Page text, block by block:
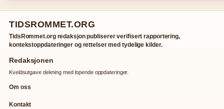
TIDSROMMET.ORG
TidsRommet.org redaksjon publiserer verifisert rapportering,
kontekstoppdateringer og rettelser med tydelige kilder.
Redaksjonen
Kveldsutgave dekning med lopende oppdateringer.
Om oss
Kontakt